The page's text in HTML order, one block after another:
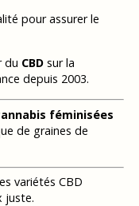
pour assurer le
du CBDsur la
depuis 2003.
féminisées
de graines de
variétés CBD
juste.